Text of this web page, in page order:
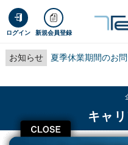
ログイン 新規会員登録
お知らせ 夏季休業期間のお
キャ